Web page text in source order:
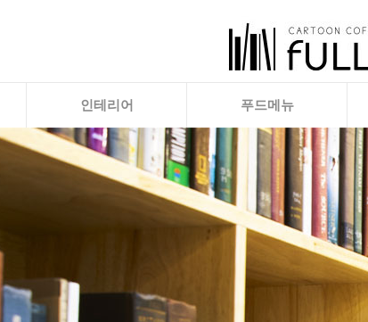
인테리어 푸드메뉴